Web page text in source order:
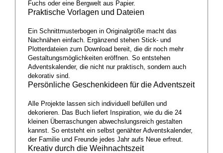
Fuchs oder eine Bergwelt aus Papier.
Praktische Vorlagen und Dateien
Ein Schnittmusterbogen in Originalgröße macht das
Nachnähen einfach. Ergänzend stehen Stick- und
Plotterdateien zum Download bereit, die dir noch mehr
Gestaltungsmöglichkeiten eröffnen. So entstehen
Adventskalender, die nicht nur praktisch, sondern auch
dekorativ sind.
Persönliche Geschenkideen für die Adventszeit
Alle Projekte lassen sich individuell befüllen und
dekorieren. Das Buch liefert Inspiration, wie du die 24
kleinen Überraschungen abwechslungsreich gestalten
kannst. So entsteht ein selbst genähter Adventskalender,
der Familie und Freunde jedes Jahr aufs Neue erfreut.
Kreativ durch die Weihnachtszeit